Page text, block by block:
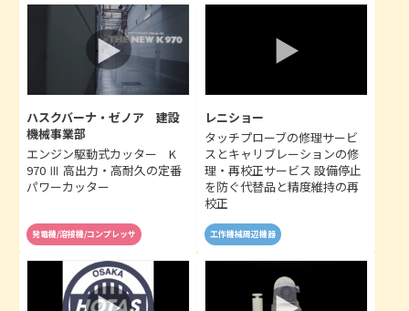
ハスクバーナ・ゼノア 建設
機械事業部
エンジン駆動式カッター K
970 Ⅲ 高出力・高耐久の定番
パワーカッター
発電機/溶接機/コンプレッサ
レニショー
タッチプローブの修理サービ
スとキャリブレーションの修
理・再校正サービス 設備停止
を防ぐ代替品と精度維持の再
校正
工作機械周辺機器